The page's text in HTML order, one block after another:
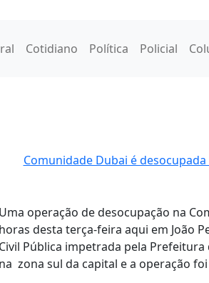
Cotidiano Política Policial
Comunidade Dubai é
Uma operação de desocupação na
horas desta terça-feira aqui em João
Civil Pública impetrada pela
na zona sul da capital e a operação